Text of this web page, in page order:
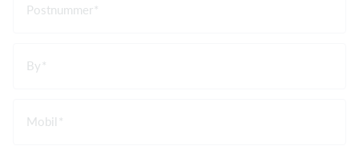
Postnummer
By
Mobil